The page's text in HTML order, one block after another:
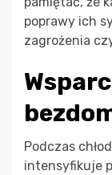
poprawy ich
zagrożenia
Podczas
intensyfikuje